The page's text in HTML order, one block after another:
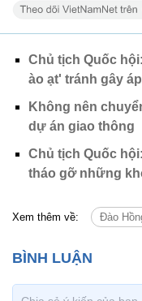
Chủ tịch Quốc
ào ạt' tránh gây
Không nên
dự án giao thông
Chủ tịch Quốc
tháo gỡ những
Xem thêm về: Đào